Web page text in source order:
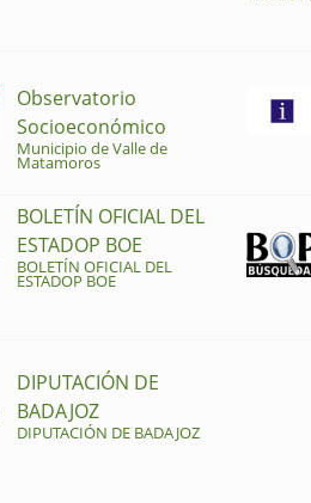
Observatorio
Socioeconómico
Municipio de Valle de
Matamoros
BOLETÍN OFICIAL DEL
ESTADOP BOE
BOLETÍN OFICIAL DEL
ESTADOP BOE
DIPUTACIÓN DE
BADAJOZ
DIPUTACIÓN DE BADAJOZ